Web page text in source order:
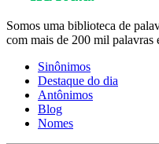
Somos uma biblioteca de
com mais de 200 mil palavras
Sinônimos
Destaque do dia
Antônimos
Blog
Nomes